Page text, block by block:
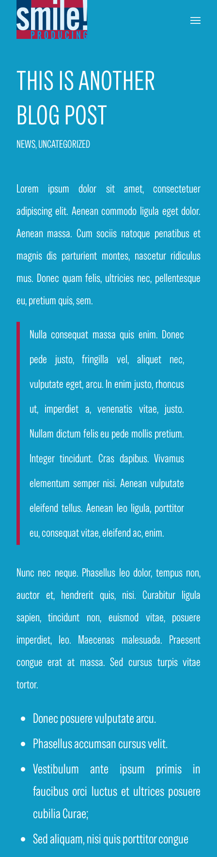
THIS IS ANOTHER
BLOG POST
NEWS,UNCATEGORIZED
Lorem ipsum dolor sit amet, consectetuer
adipiscing elit. Aenean commodo ligula eget dolor.
Aenean massa. Cum sociis natoque penatibus et
magnis dis parturient montes, nascetur ridiculus
mus. Donec quam felis, ultricies nec, pellentesque
eu, pretium quis, sem.
Nulla consequat massa quis enim. Donec
pede justo, fringilla vel, aliquet nec,
vulputate eget, arcu. In enim justo, rhoncus
ut, imperdiet a, venenatis vitae, justo.
Nullam dictum felis eu pede mollis pretium.
Integer tincidunt. Cras dapibus. Vivamus
elementum semper nisi. Aenean vulputate
eleifend tellus. Aenean leo ligula, porttitor
eu, consequat vitae, eleifend ac, enim.
Nunc nec neque. Phasellus leo dolor, tempus non,
auctor et, hendrerit quis, nisi. Curabitur ligula
sapien, tincidunt non, euismod vitae, posuere
imperdiet, leo. Maecenas malesuada. Praesent
congue erat at massa. Sed cursus turpis vitae
tortor.
Donec posuere vulputate arcu.
Phasellus accumsan cursus velit.
Vestibulum ante ipsum primis in
faucibus orci luctus et ultrices posuere
cubilia Curae;
Sed aliquam, nisi quis porttitor congue